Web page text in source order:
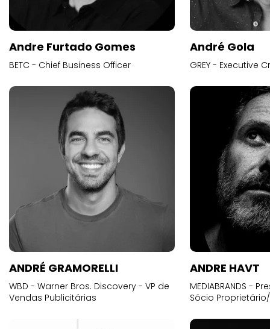
Andre Furtado Gomes
BETC - Chief Business Officer
André Gola
GREY - Executive
ANDRÉ GRAMORELLI
WBD - Warner Bros. Discovery - VP de
Vendas Publicitárias
ANDRE HAVT
MEDIABRANDS -
Sócio